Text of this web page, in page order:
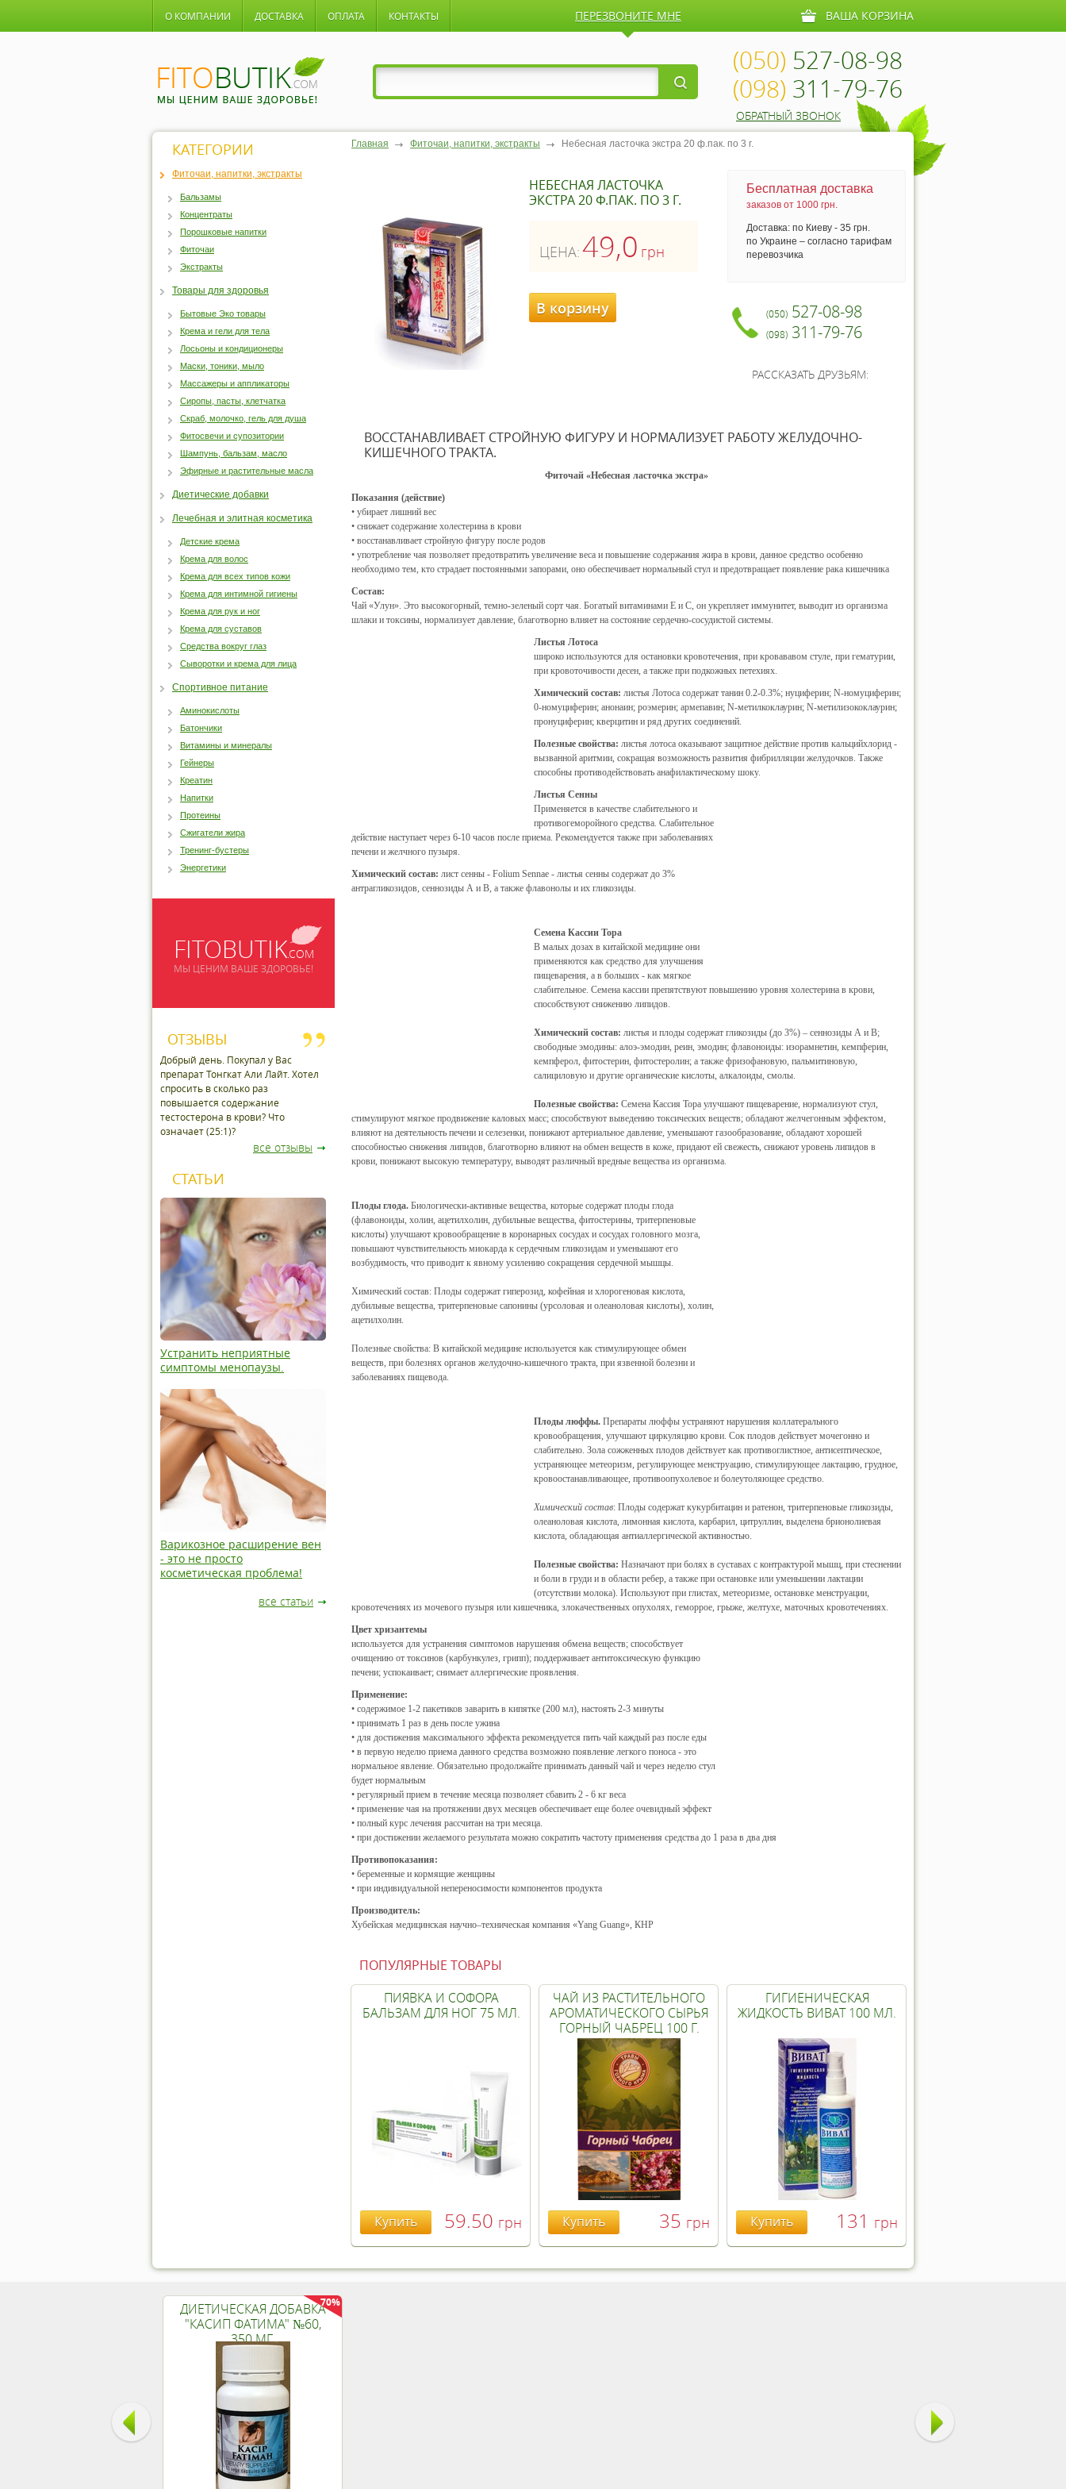
О КОМПАНИИ ДОСТАВКА ОПЛАТА КОНТАКТЫ ПЕРЕЗВОНИТЕ МНЕ ВАША КОРЗИНА
(050) 527-08-98
(098) 311-79-76
ОБРАТНЫЙ ЗВОНОК
Главная Фиточаи, напитки, экстракты Небесная ласточка экстра 20 ф.пак. по 3 г.
НЕБЕСНАЯ ЛАСТОЧКА
ЭКСТРА 20 Ф.ПАК. ПО 3 Г.
ЦЕНА:49,0 грн
В корзину
Бесплатная доставка
заказов от 1000 грн.
Доставка: по Киеву - 35 грн.
по Украине – согласно тарифам
перевозчика
(050) 527-08-98
(098) 311-79-76
РАССКАЗАТЬ ДРУЗЬЯМ:
ВОССТАНАВЛИВАЕТ СТРОЙНУЮ ФИГУРУ И НОРМАЛИЗУЕТ РАБОТУ ЖЕЛУДОЧНО-
КИШЕЧНОГО ТРАКТА.
Фиточай «Небесная ласточка экстра»
Показания (действие)
• убирает лишний вес
• снижает содержание холестерина в крови
• восстанавливает стройную фигуру после родов
• употребление чая позволяет предотвратить увеличение веса и повышение содержания жира в крови, данное средство особенно
необходимо тем, кто страдает постоянными запорами, оно обеспечивает нормальный стул и предотвращает появление рака кишечника
Состав:
Чай «Улун». Это высокогорный, темно-зеленый сорт чая. Богатый витаминами Е и С, он укрепляет иммунитет, выводит из организма
шлаки и токсины, нормализует давление, благотворно влияет на состояние сердечно-сосудистой системы.
Листья Лотоса
широко используются для остановки кровотечения, при кровававом стуле, при гематурии,
при кровоточивости десен, а также при подкожных петехиях.
Химический состав: листья Лотоса содержат танин 0.2-0.3%; нуциферин; N-номуциферин;
0-номуциферин; анонаин; роэмерин; армепавин; N-метилкоклаурин; N-метилизококлаурин;
пронуциферин; кверцитин и ряд других соединений.
Полезные свойства: листья лотоса оказывают защитное действие против кальцийхлорид -
вызванной аритмии, сокращая возможность развития фибрилляции желудочков. Также
способны противодействовать анафилактическому шоку.
Листья Сенны
Применяется в качестве слабительного и
противогеморойного средства. Слабительное
действие наступает через 6-10 часов после приема. Рекомендуется также при заболеваниях
печени и желчного пузыря.
Химический состав: лист сенны - Folium Sennae - листья сенны содержат до 3%
антрагликозидов, сеннозиды А и В, а также флавонолы и их гликозиды.
Семена Кассии Тора
В малых дозах в китайской медицине они
применяются как средство для улучшения
пищеварения, а в больших - как мягкое
слабительное. Семена кассии препятствуют повышению уровня холестерина в крови,
способствуют снижению липидов.
Химический состав: листья и плоды содержат гликозиды (до 3%) – сеннозиды А и В;
свободные эмодины: алоэ-эмодин, реин, эмодин; флавоноиды: изорамнетин, кемпферин,
кемпферол, фитостерин, фитостеролин; а также фризофановую, пальмитиновую,
салициловую и другие органические кислоты, алкалоиды, смолы.
Полезные свойства: Семена Кассия Тора улучшают пищеварение, нормализуют стул,
стимулируют мягкое продвижение каловых масс; способствуют выведению токсических веществ; обладают желчегонным эффектом,
влияют на деятельность печени и селезенки, понижают артериальное давление, уменьшают газообразование, обладают хорошей
способностью снижения липидов, благотворно влияют на обмен веществ в коже, придают ей свежесть, снижают уровень липидов в
крови, понижают высокую температуру, выводят различный вредные вещества из организма.
Плоды глода. Биологически-активные вещества, которые содержат плоды глода
(флавоноиды, холин, ацетилхолин, дубильные вещества, фитостерины, тритерпеновые
кислоты) улучшают кровообращение в коронарных сосудах и сосудах головного мозга,
повышают чувствительность миокарда к сердечным гликозидам и уменьшают его
возбудимость, что приводит к явному усилению сокращения сердечной мышцы.
Химический состав: Плоды содержат гиперозид, кофейная и хлорогеновая кислота,
дубильные вещества, тритерпеновые сапонины (урсоловая и олеаноловая кислоты), холин,
ацетилхолин.
Полезные свойства: В китайской медицине используется как стимулирующее обмен
веществ, при болезнях органов желудочно-кишечного тракта, при язвенной болезни и
заболеваниях пищевода.
Плоды люффы. Препараты люффы устраняют нарушения коллатерального
кровообращения, улучшают циркуляцию крови. Сок плодов действует мочегонно и
слабительно. Зола сожженных плодов действует как противоглистное, антисептическое,
устраняющее метеоризм, регулирующее менструацию, стимулирующее лактацию, грудное,
кровоостанавливающее, противоопухолевое и болеутоляющее средство.
Химический состав: Плоды содержат кукурбитацин и ратенон, тритерпеновые гликозиды,
олеаноловая кислота, лимонная кислота, карбарил, цитруллин, выделена брионолиевая
кислота, обладающая антиаллергической активностью.
Полезные свойства: Назначают при болях в суставах с контрактурой мышц, при стеснении
и боли в груди и в области ребер, а также при остановке или уменьшении лактации
(отсутствии молока). Используют при глистах, метеоризме, остановке менструации,
кровотечениях из мочевого пузыря или кишечника, злокачественных опухолях, геморрое, грыже, желтухе, маточных кровотечениях.
Цвет хризантемы
используется для устранения симптомов нарушения обмена веществ; способствует
очищению от токсинов (карбункулез, грипп); поддерживает антитоксическую функцию
печени; успокаивает; снимает аллергические проявления.
Применение:
• содержимое 1-2 пакетиков заварить в кипятке (200 мл), настоять 2-3 минуты
• принимать 1 раз в день после ужина
• для достижения максимального эффекта рекомендуется пить чай каждый раз после еды
• в первую неделю приема данного средства возможно появление легкого поноса - это
нормальное явление. Обязательно продолжайте принимать данный чай и через неделю стул
будет нормальным
• регулярный прием в течение месяца позволяет сбавить 2 - 6 кг веса
• применение чая на протяжении двух месяцев обеспечивает еще более очевидный эффект
• полный курс лечения рассчитан на три месяца.
• при достижении желаемого результата можно сократить частоту применения средства до 1 раза в два дня
Противопоказания:
• беременные и кормящие женщины
• при индивидуальной непереносимости компонентов продукта
Производитель:
Хубейская медицинская научно–техническая компания «Yang Guang», КНР
ПОПУЛЯРНЫЕ ТОВАРЫ
ПИЯВКА И СОФОРА
БАЛЬЗАМ ДЛЯ НОГ 75 МЛ.
Купить 59.50 грн
ЧАЙ ИЗ РАСТИТЕЛЬНОГО
АРОМАТИЧЕСКОГО СЫРЬЯ
ГОРНЫЙ ЧАБРЕЦ 100 Г.
Купить 35 грн
ГИГИЕНИЧЕСКАЯ
ЖИДКОСТЬ ВИВАТ 100 МЛ.
Купить 131 грн
КАТЕГОРИИ
Фиточаи, напитки, экстракты
Бальзамы
Концентраты
Порошковые напитки
Фиточаи
Экстракты
Товары для здоровья
Бытовые Эко товары
Крема и гели для тела
Лосьоны и кондиционеры
Маски, тоники, мыло
Массажеры и аппликаторы
Сиропы, пасты, клетчатка
Скраб, молочко, гель для душа
Фитосвечи и супозитории
Шампунь, бальзам, масло
Эфирные и растительные масла
Диетические добавки
Лечебная и элитная косметика
Детские крема
Крема для волос
Крема для всех типов кожи
Крема для интимной гигиены
Крема для рук и ног
Крема для суставов
Средства вокруг глаз
Сыворотки и крема для лица
Спортивное питание
Аминокислоты
Батончики
Витамины и минералы
Гейнеры
Креатин
Напитки
Протеины
Сжигатели жира
Тренинг-бустеры
Энергетики
FITOBUTIK.COM
МЫ ЦЕНИМ ВАШЕ ЗДОРОВЬЕ!
ОТЗЫВЫ
Добрый день. Покупал у Вас
препарат Тонгкат Али Лайт. Хотел
спросить в сколько раз
повышается содержание
тестостерона в крови? Что
означает (25:1)?
все отзывы
СТАТЬИ
Устранить неприятные
симптомы менопаузы.
Варикозное расширение вен
- это не просто
косметическая проблема!
все статьи
ДИЕТИЧЕСКАЯ ДОБАВКА
"КАСИП ФАТИМА" №60,
350 МГ.
70%